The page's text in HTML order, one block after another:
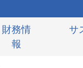
財務情
報
サ